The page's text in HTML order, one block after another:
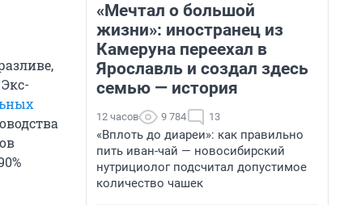
«Мечтал о большой
жизни»: иностранец из
Камеруна переехал в
Ярославль и создал здесь
семью — история
12 часов 9 784 13
«Вплоть до диареи»: как правильно
пить иван-чай — новосибирский
нутрициолог подсчитал допустимое
количество чашек